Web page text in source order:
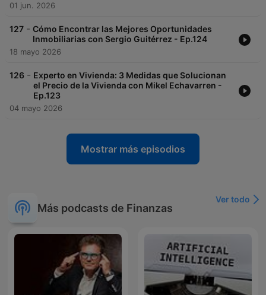
01 jun. 2026
127 - Cómo Encontrar las Mejores Oportunidades
Inmobiliarias con Sergio Guitérrez - Ep.124
18 mayo 2026
126 - Experto en Vivienda: 3 Medidas que Solucionan
el Precio de la Vivienda con Mikel Echavarren -
Ep.123
04 mayo 2026
Mostrar más episodios
Más podcasts de Finanzas
Ver todo